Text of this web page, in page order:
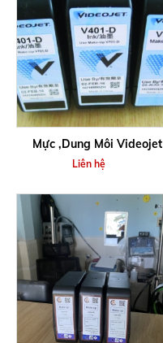
Mực ,Dung Môi Videojet
Liên hệ